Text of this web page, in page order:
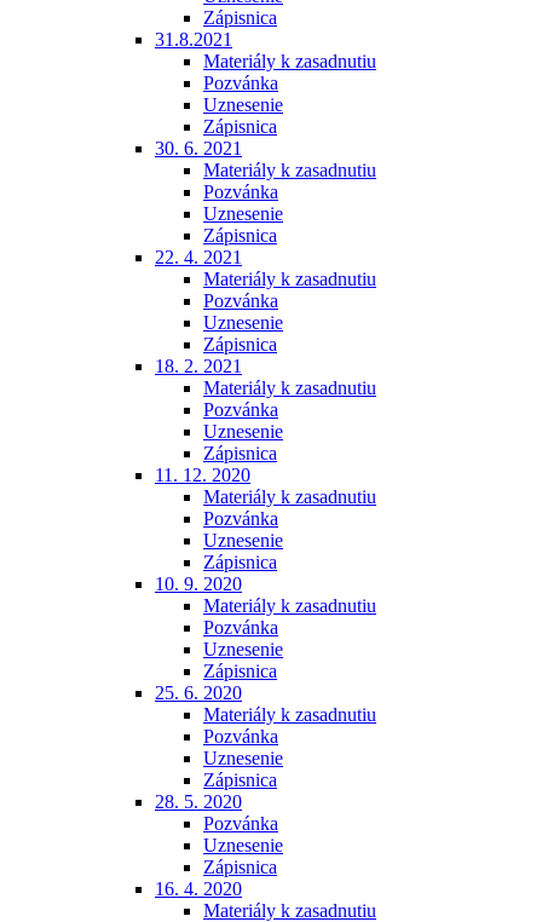
Zápisnica
31.8.2021
Materiály k zasadnutiu
Pozvánka
Uznesenie
Zápisnica
30. 6. 2021
Materiály k zasadnutiu
Pozvánka
Uznesenie
Zápisnica
22. 4. 2021
Materiály k zasadnutiu
Pozvánka
Uznesenie
Zápisnica
18. 2. 2021
Materiály k zasadnutiu
Pozvánka
Uznesenie
Zápisnica
11. 12. 2020
Materiály k zasadnutiu
Pozvánka
Uznesenie
Zápisnica
10. 9. 2020
Materiály k zasadnutiu
Pozvánka
Uznesenie
Zápisnica
25. 6. 2020
Materiály k zasadnutiu
Pozvánka
Uznesenie
Zápisnica
28. 5. 2020
Pozvánka
Uznesenie
Zápisnica
16. 4. 2020
Materiály k zasadnutiu